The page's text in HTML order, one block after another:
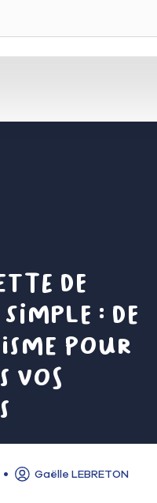
de
: de
pour
vos
Gaëlle LEBRETON